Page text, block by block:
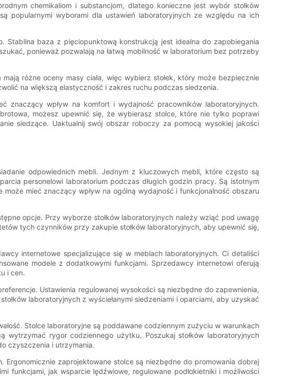
chemikaliom i substancjom, dlatego konieczne jest wybór stołków
popularnymi wyborami dla ustawień laboratoryjnych ze względu na ich
Stabilna baza z pięciopunktową konstrukcją jest idealna do zapobiegania
ponieważ pozwalają na łatwą mobilność w laboratorium bez potrzeby
różne oceny masy ciała, więc wybierz stołek, który może bezpiecznie
na większą elastyczność i zakres ruchu podczas siedzenia.
znaczący wpływ na komfort i wydajność pracowników laboratoryjnych.
możesz upewnić się, że wybierasz stolce, które nie tylko poprawi
siedzące. Uaktualnij swój obszar roboczy za pomocą wysokiej jakości
odpowiednich mebli. Jednym z kluczowych mebli, które często są
personelowi laboratorium podczas długich godzin pracy. Są istotnym
mieć znaczący wpływ na ogólną wydajność i funkcjonalność obszaru
opcje. Przy wyborze stołków laboratoryjnych należy wziąć pod uwagę
tych czynników przy zakupie stołków laboratoryjnych, aby upewnić się,
internetowe specjalizujące się w meblach laboratoryjnych. Ci detaliści
modele z dodatkowymi funkcjami. Sprzedawcy internetowi oferują
i cen.
Ustawienia regulowanej wysokości są niezbędne do zapewnienia,
laboratoryjnych z wyściełanymi siedzeniami i oparciami, aby uzyskać
Stolce laboratoryjne są poddawane codziennym zużyciu w warunkach
wytrzymać rygor codziennego użytku. Poszukaj stołków laboratoryjnych
czyszczenia i utrzymania.
zaprojektowane stolce są niezbędne do promowania dobrej
funkcjami, jak wsparcie lędźwiowe, regulowane podłokietniki i możliwości